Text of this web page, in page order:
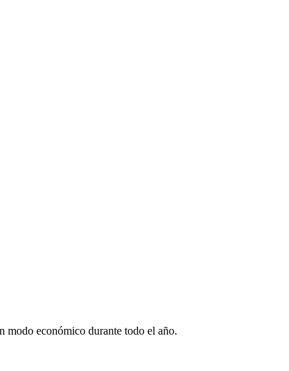
modo económico durante todo el año.